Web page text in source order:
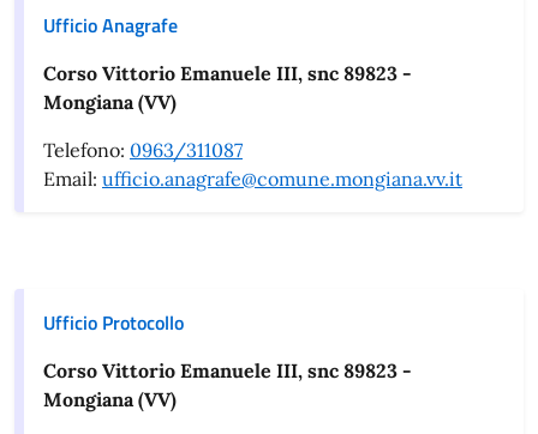
Ufficio Anagrafe
Corso Vittorio Emanuele III, snc 89823 -
Mongiana (VV)
Telefono: 0963/311087
Email: ufficio.anagrafe@comune.mongiana.vv.it
Ufficio Protocollo
Corso Vittorio Emanuele III, snc 89823 -
Mongiana (VV)